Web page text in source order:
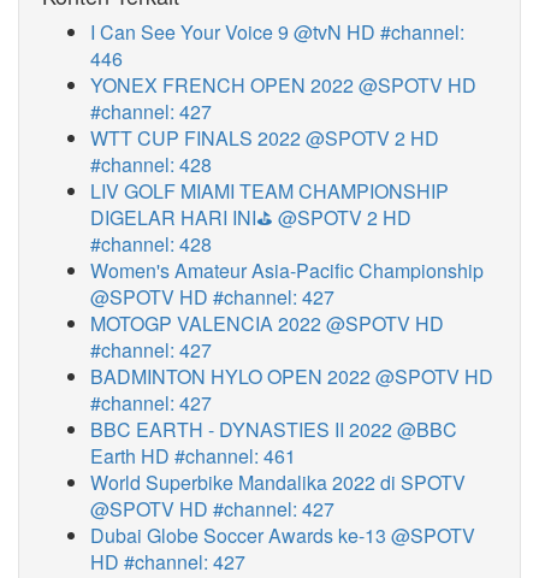
I Can See Your Voice 9 @tvN HD #channel:
446
YONEX FRENCH OPEN 2022 @SPOTV HD
#channel: 427
WTT CUP FINALS 2022 @SPOTV 2 HD
#channel: 428
LIV GOLF MIAMI TEAM CHAMPIONSHIP
DIGELAR HARI INI⛳ @SPOTV 2 HD
#channel: 428
Women's Amateur Asia-Pacific Championship
@SPOTV HD #channel: 427
MOTOGP VALENCIA 2022 @SPOTV HD
#channel: 427
BADMINTON HYLO OPEN 2022 @SPOTV HD
#channel: 427
BBC EARTH - DYNASTIES II 2022 @BBC
Earth HD #channel: 461
World Superbike Mandalika 2022 di SPOTV
@SPOTV HD #channel: 427
Dubai Globe Soccer Awards ke-13 @SPOTV
HD #channel: 427